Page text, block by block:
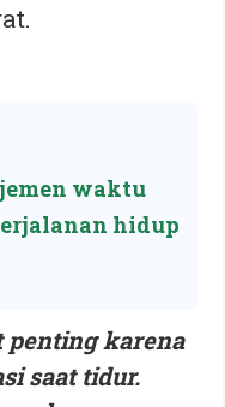
waktu
hidup
penting karena
saat tidur.